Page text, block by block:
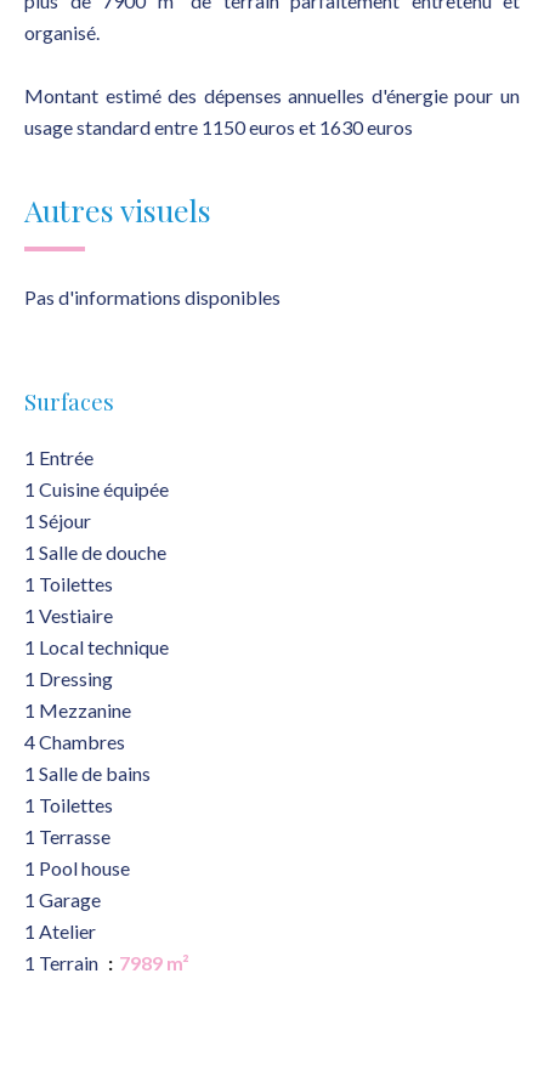
organisé.
Montant estimé des dépenses annuelles d'énergie pour un
usage standard entre 1150 euros et 1630 euros
Autres visuels
Pas d'informations disponibles
Surfaces
1 Entrée
1 Cuisine équipée
1 Séjour
1 Salle de douche
1 Toilettes
1 Vestiaire
1 Local technique
1 Dressing
1 Mezzanine
4 Chambres
1 Salle de bains
1 Toilettes
1 Terrasse
1 Pool house
1 Garage
1 Atelier
1 Terrain
7989 m²